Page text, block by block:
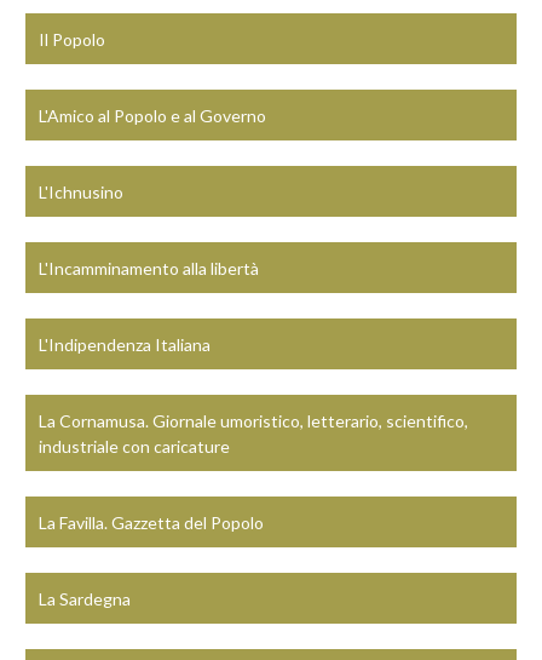
Il Popolo
L'Amico al Popolo e al Governo
L'Ichnusino
L'Incamminamento alla libertà
L'Indipendenza Italiana
La Cornamusa. Giornale umoristico, letterario, scientifico,
industriale con caricature
La Favilla. Gazzetta del Popolo
La Sardegna